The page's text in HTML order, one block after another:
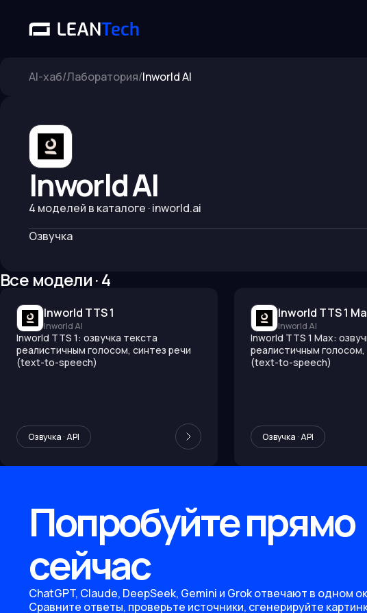
AI-хаб/Лаборатория/Inworld AI
Inworld AI
4 моделей в каталоге · inworld.ai
Озвучка
Все модели ·4
Inworld TTS 1
Inworld AI
Inworld TTS 1: озвучка текста
реалистичным голосом, синтез речи
(text-to-speech)
Озвучка · API
Inworld TTS 1
Inworld AI
Inworld TTS 1 Max:
реалистичным голосом,
(text-to-speech)
Озвучка · API
Попробуйте прямо
сейчас
ChatGPT, Claude, DeepSeek, Gemini и Grok отвечают в одном
Сравните ответы, проверьте источники, сгенерируйте